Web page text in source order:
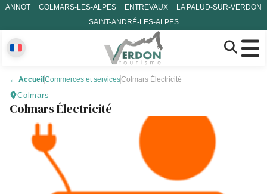
ANNOT COLMARS-LES-ALPES ENTREVAUX
LA PALUD-SUR-VERDON
SAINT-ANDRÉ-LES-ALPES
← Accueil Commerces et servicesColmars Électricité
Colmars
Colmars Électricité